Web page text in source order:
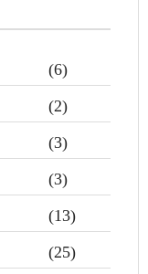
(6)
(2)
(3)
(3)
(13)
(25)